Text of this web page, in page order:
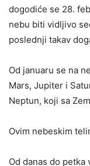
dogodiće se 28.
nebu biti vidljivo
poslednji takav
Od januaru se na
Mars, Jupiter i
Neptun, koji sa
Ovim nebeskim
Od danas do